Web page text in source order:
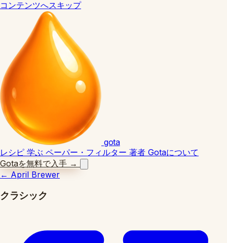
コンテンツへスキップ
gota
レシピ 学ぶ ペーパー・フィルター 著者 Gotaについて
Gotaを無料で入手 →
← April Brewer
クラシック